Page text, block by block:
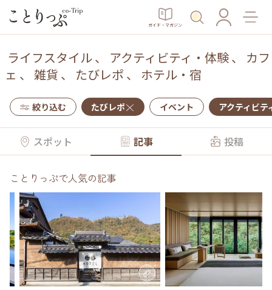
ガイド・マガジン
ライフスタイル、 アクティビティ・体験、 カフ
ェ 、 雑貨 、 たびレポ 、 ホテル・宿
絞り込む たびレポ イベント アクティビテ
スポット 記事 投稿
ことりっぷで人気の記事